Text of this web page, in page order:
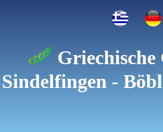
Griechische
Sindelfingen -